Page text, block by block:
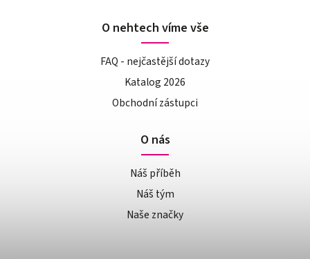
O nehtech víme vše
FAQ - nejčastější dotazy
Katalog 2026
Obchodní zástupci
O nás
Náš příběh
Náš tým
Naše značky